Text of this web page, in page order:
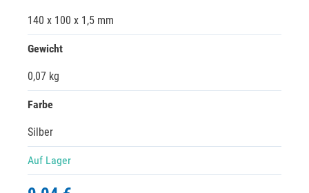
140 x 100 x 1,5 mm
Gewicht
0,07 kg
Farbe
Silber
Auf Lager